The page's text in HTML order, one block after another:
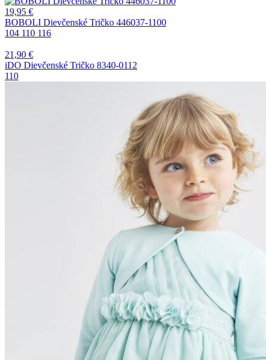
19,95 €
BOBOLI Dievčenské Tričko 446037-1100
104 110 116
21,90 €
iDO Dievčenské Tričko 8340-0112
110